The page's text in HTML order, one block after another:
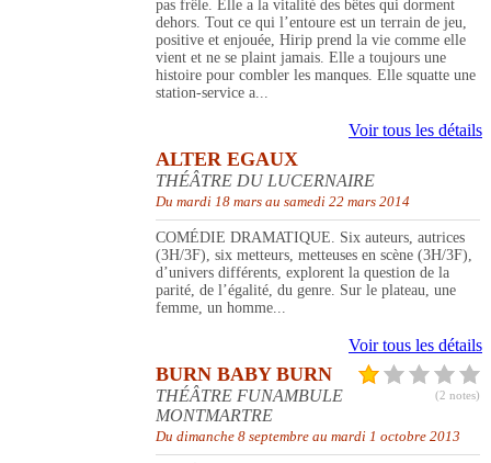
pas frêle. Elle a la vitalité des bêtes qui dorment
dehors. Tout ce qui l’entoure est un terrain de jeu,
positive et enjouée, Hirip prend la vie comme elle
vient et ne se plaint jamais. Elle a toujours une
histoire pour combler les manques. Elle squatte une
station-service a...
Voir tous les détails
ALTER EGAUX
THÉÂTRE DU LUCERNAIRE
Du mardi 18 mars au samedi 22 mars 2014
COMÉDIE DRAMATIQUE. Six auteurs, autrices
(3H/3F), six metteurs, metteuses en scène (3H/3F),
d’univers différents, explorent la question de la
parité, de l’égalité, du genre. Sur le plateau, une
femme, un homme...
Voir tous les détails
(2 notes)
BURN BABY BURN
THÉÂTRE FUNAMBULE
MONTMARTRE
Du dimanche 8 septembre au mardi 1 octobre 2013